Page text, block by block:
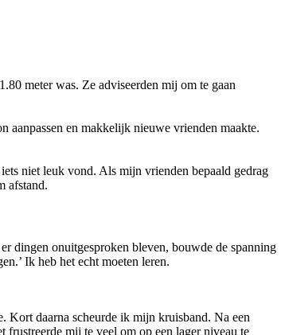
meter was. Ze adviseerden mij om te gaan
aanpassen en makkelijk nieuwe vrienden maakte.
niet leuk vond. Als mijn vrienden bepaald gedrag
afstand.
dingen onuitgesproken bleven, bouwde de spanning
Ik heb het echt moeten leren.
Kort daarna scheurde ik mijn kruisband. Na een
mij te veel om op een lager niveau te